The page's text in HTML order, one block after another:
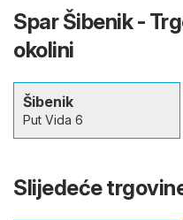
Spar Šibenik -
okolini
Šibenik
Put Vida 6
Slijedeće